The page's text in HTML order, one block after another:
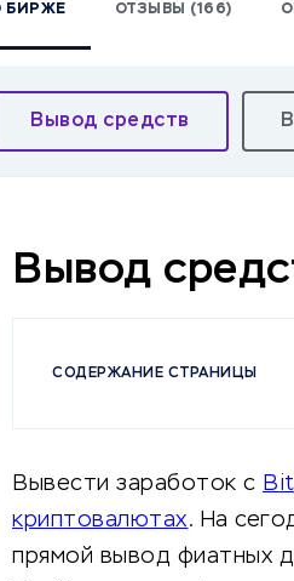
БИРЖЕ ОТЗЫВЫ (166)
Вывод средств
Вывод
СОДЕРЖАНИЕ СТРАНИЦЫ
Вывести заработок с
криптовалютах. На
прямой вывод фиатных